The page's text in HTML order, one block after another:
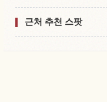
근처 추천 스팟